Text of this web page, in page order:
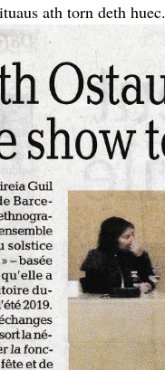
ath torn deth huec.